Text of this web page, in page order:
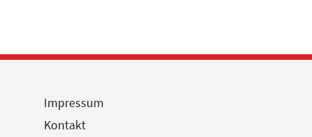
Impressum
Kontakt